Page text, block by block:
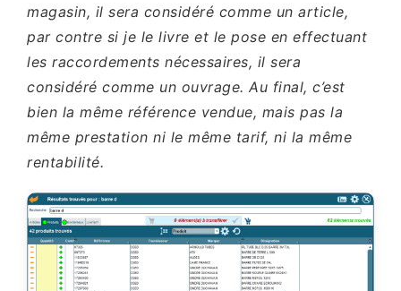
magasin, il sera considéré comme un article,
par contre si je le livre et le pose en effectuant
les raccordements nécessaires, il sera
considéré comme un ouvrage. Au final, c’est
bien la même référence vendue, mais pas la
même prestation ni le même tarif, ni la même
rentabilité.